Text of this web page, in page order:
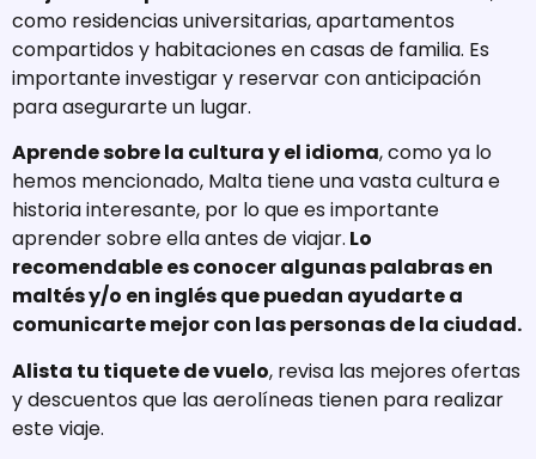
como residencias universitarias, apartamentos
compartidos y habitaciones en casas de familia. Es
importante investigar y reservar con anticipación
para asegurarte un lugar.
Aprende sobre la cultura y el idioma, como ya lo
hemos mencionado, Malta tiene una vasta cultura e
historia interesante, por lo que es importante
aprender sobre ella antes de viajar. Lo
recomendable es conocer algunas palabras en
maltés y/o en inglés que puedan ayudarte a
comunicarte mejor con las personas de la ciudad.
Alista tu tiquete de vuelo, revisa las mejores ofertas
y descuentos que las aerolíneas tienen para realizar
este viaje.